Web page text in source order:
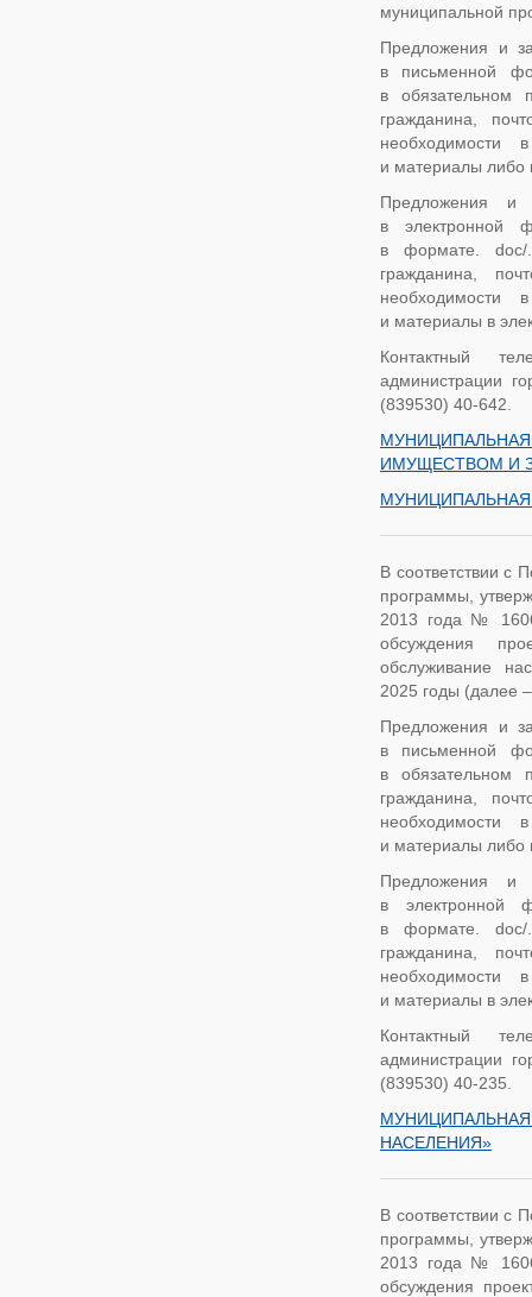
муниципальной
Предложения и
в письменной
в обязательном
гражданина,
необходимости
и материалы либо
Предложения и
в электронной
в формате. doc/
гражданина,
необходимости
и материалы в
Контактный
администрации
(839530) 40-642.
ИМУЩЕСТВОМ И
В соответствии с
программы,
2013 года №
обсуждения
обслуживание
2025 годы (далее
Предложения и
в письменной
в обязательном
гражданина,
необходимости
и материалы либо
Предложения и
в электронной
в формате. doc/
гражданина,
необходимости
и материалы в
Контактный
администрации
(839530) 40-235.
НАСЕЛЕНИЯ»
В соответствии с
программы,
2013 года №
обсуждения